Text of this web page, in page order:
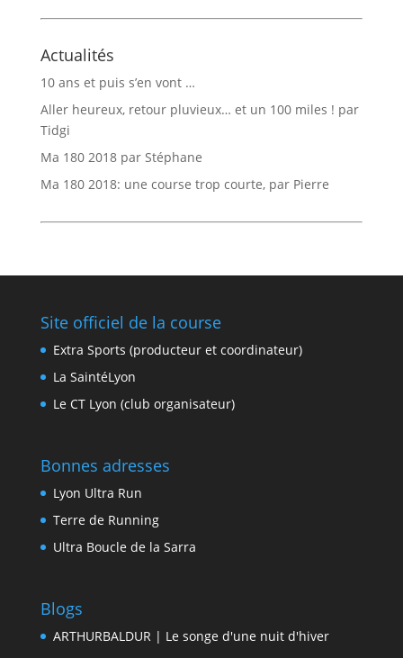
Actualités
10 ans et puis s’en vont …
Aller heureux, retour pluvieux… et un 100 miles ! par
Tidgi
Ma 180 2018 par Stéphane
Ma 180 2018: une course trop courte, par Pierre
Site officiel de la course
Extra Sports (producteur et coordinateur)
La SaintéLyon
Le CT Lyon (club organisateur)
Bonnes adresses
Lyon Ultra Run
Terre de Running
Ultra Boucle de la Sarra
Blogs
ARTHURBALDUR | Le songe d'une nuit d'hiver